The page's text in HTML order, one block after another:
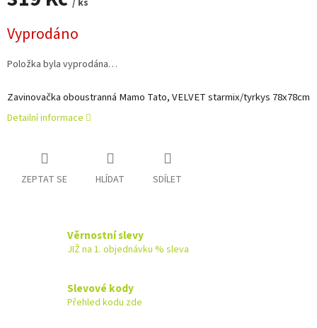
cena:
Vyprodáno
Položka byla vyprodána…
Zavinovačka oboustranná Mamo Tato, VELVET starmix/tyrkys 78x78cm
Detailní informace
ZEPTAT SE HLÍDAT SDÍLET
Věrnostní slevy
JIŽ na 1. objednávku % sleva
Slevové kody
Přehled kodu zde